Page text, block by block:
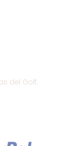
del Golf,